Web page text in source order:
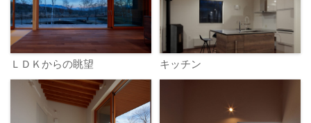
ＬＤＫからの眺望 キッチン